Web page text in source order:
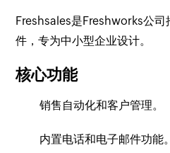
Freshsales是Freshworks公司
件，专为中小型企业设计。
核心功能
销售自动化和客户管理。
内置电话和电子邮件功能。